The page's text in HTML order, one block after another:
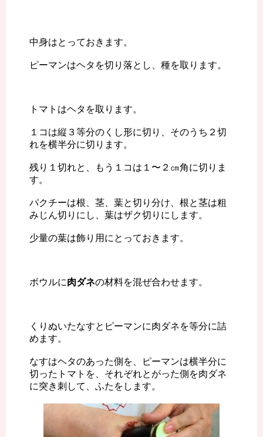
中身はとっておきます。
ピーマンはヘタを切り落とし、種を取ります。
トマトはヘタを取ります。
１コは縦３等分のくし形に切り、そのうち２切
れを横半分に切ります。
残り１切れと、もう１コは１〜２㎝角に切りま
す。
パクチーは根、茎、葉と切り分け、根と茎は粗
みじん切りにし、葉はザク切りにします。
少量の葉は飾り用にとっておきます。
ボウルに肉ダネの材料を混ぜ合わせます。
くりぬいたなすとピーマンに肉ダネを等分に詰
めます。
なすはヘタのあった側を、ピーマンは横半分に
切ったトマトを、それぞれとがった側を肉ダネ
に突き刺して、ふたをします。